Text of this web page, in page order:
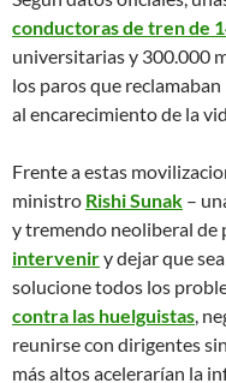
conductoras de tren de
universitarias y 300.000
los paros que
al encarecimiento de la
Frente a estas
ministro Rishi Sunak –
y tremendo neoliberal de
interveniry dejar que
solucione todos los
contra las huelguistas ,
reunirse con dirigentes
más altos acelerarían la